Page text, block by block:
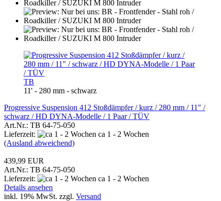
TB
11' - 280 mm - schwarz
Progressive Suspension 412 Stoßdämpfer / kurz / 280 mm / 11" /
schwarz / HD DYNA-Modelle / 1 Paar / TÜV
Art.Nr.: TB 64-75-050
Lieferzeit:
ca 1 - 2 Wochen
(Ausland abweichend)
439,99 EUR
Art.Nr.: TB 64-75-050
Lieferzeit:
ca 1 - 2 Wochen
Details ansehen
inkl. 19% MwSt. zzgl. Versand